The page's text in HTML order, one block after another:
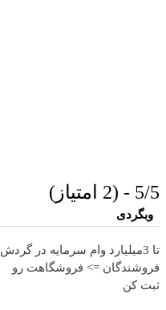
5/5 - (2 امتیاز)
وبگردی
تا 3میلیارد وام سرمایه در گردش
فروشندگان => فروشگاهت رو
ثبت کن